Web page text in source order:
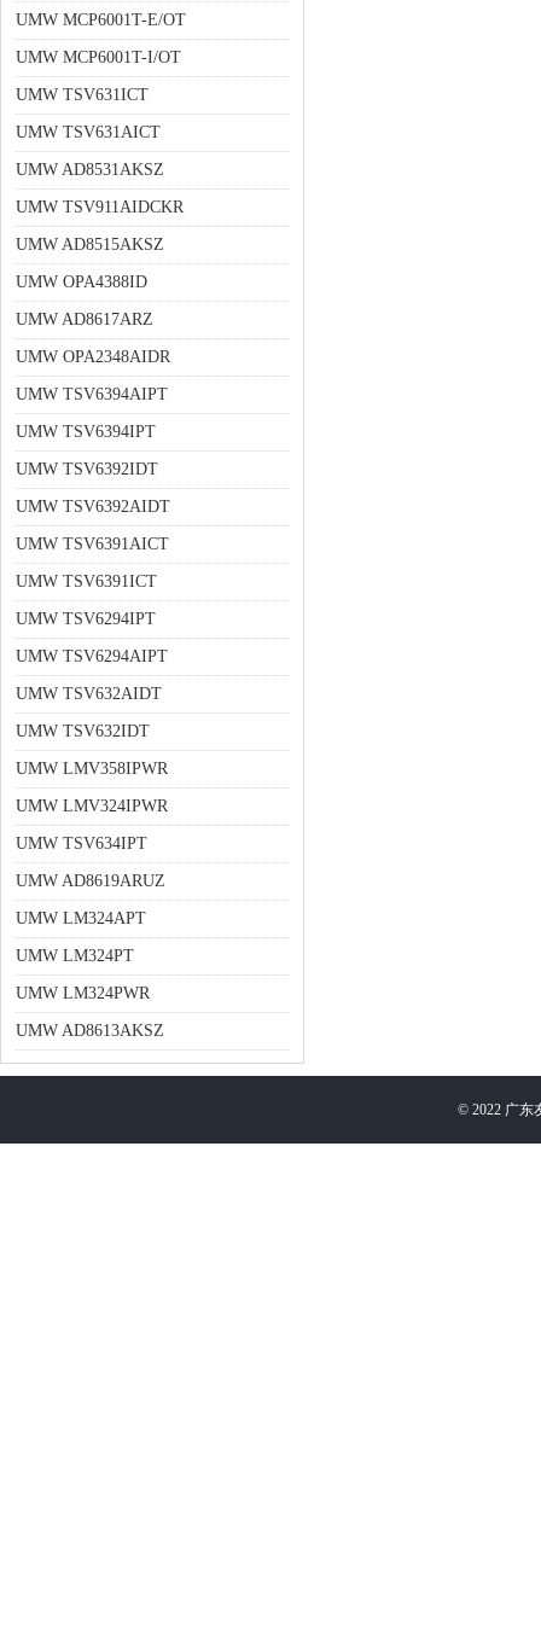
UMW MCP6001T-E/OT
UMW MCP6001T-I/OT
UMW TSV631ICT
UMW TSV631AICT
UMW AD8531AKSZ
UMW TSV911AIDCKR
UMW AD8515AKSZ
UMW OPA4388ID
UMW AD8617ARZ
UMW OPA2348AIDR
UMW TSV6394AIPT
UMW TSV6394IPT
UMW TSV6392IDT
UMW TSV6392AIDT
UMW TSV6391AICT
UMW TSV6391ICT
UMW TSV6294IPT
UMW TSV6294AIPT
UMW TSV632AIDT
UMW TSV632IDT
UMW LMV358IPWR
UMW LMV324IPWR
UMW TSV634IPT
UMW AD8619ARUZ
UMW LM324APT
UMW LM324PT
UMW LM324PWR
UMW AD8613AKSZ
© 2022 广东